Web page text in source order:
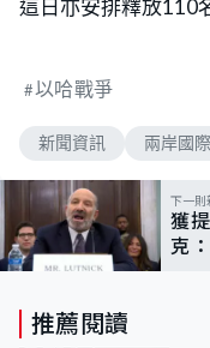
這日亦安排釋放110
以哈戰爭
新聞資訊 兩岸國際
下一則
獲
克
推薦閱讀